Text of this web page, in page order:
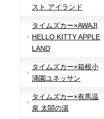
スト アイランド
タイムズカー×AWAJI
HELLO KITTY APPLE
LAND
タイムズカー×箱根小
涌園ユネッサン
タイムズカー×有馬温
泉 太閤の湯